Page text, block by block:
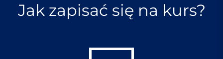
Jak zapisać się na kurs?